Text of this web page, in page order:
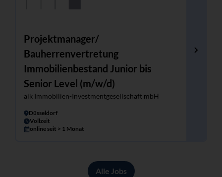
Projektmanager/
Bauherrenvertretung
Immobilienbestand Junior bis
Senior Level (m/w/d)
aik Immobilien-Investmentgesellschaft mbH
Düsseldorf
Vollzeit
online seit > 1 Monat
Alle Jobs